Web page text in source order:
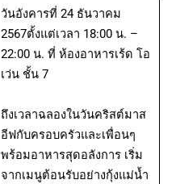
วันอังคารที่ 24 ธันวาคม
2567ตั้งแต่เวลา 18:00 น. –
22:00 น. ที่ ห้องอาหารเร้ด โอ
เว่น ชั้น 7
ถึงเวลาฉลองในวันคริสต์มาส
อีฟกับครอบครัวและเพื่อนๆ
พร้อมอาหารสุดอลังการ เริ่ม
จากเมนูต้อนรับอย่างกุ้งแม่น้ำ